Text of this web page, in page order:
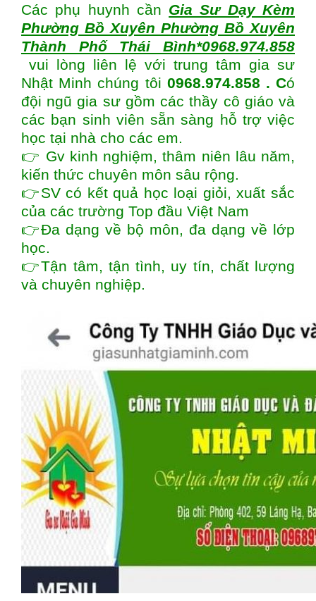
Các phụ huynh cần Gia Sư Dạy Kèm
Phường Bồ Xuyên Phường Bồ Xuyên
Thành Phố Thái Bình*0968.974.858
vui lòng liên lệ với trung tâm gia sư
Nhật Minh chúng tôi 0968.974.858 . Có
đội ngũ gia sư gồm các thầy cô giáo và
các bạn sinh viên sẵn sàng hỗ trợ việc
học tại nhà cho các em.
👉 Gv kinh nghiệm, thâm niên lâu năm,
kiến thức chuyên môn sâu rộng.
👉SV có kết quả học loại giỏi, xuất sắc
của các trường Top đầu Việt Nam
👉Đa dạng về bộ môn, đa dạng về lớp
học.
👉Tận tâm, tận tình, uy tín, chất lượng
và chuyên nghiệp.